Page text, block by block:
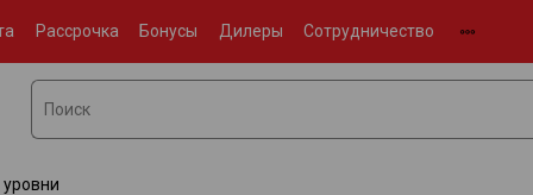
Рассрочка Бонусы Дилеры Сотрудничество